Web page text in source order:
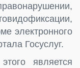
электронного
Госуслуг.
является